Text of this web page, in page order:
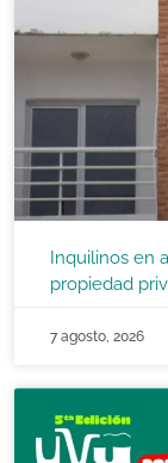
Inquilinos en
propiedad
7 agosto, 2026